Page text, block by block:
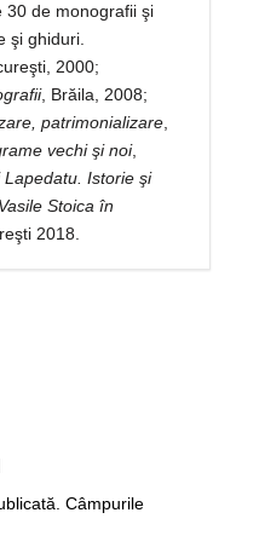
30 de monografii şi
şi ghiduri.
2000;
, Brăila, 2008;
patrimonializare,
vechi şi noi,
Lapedatu. Istorie şi
Vasile Stoica în
2018.
Câmpurile